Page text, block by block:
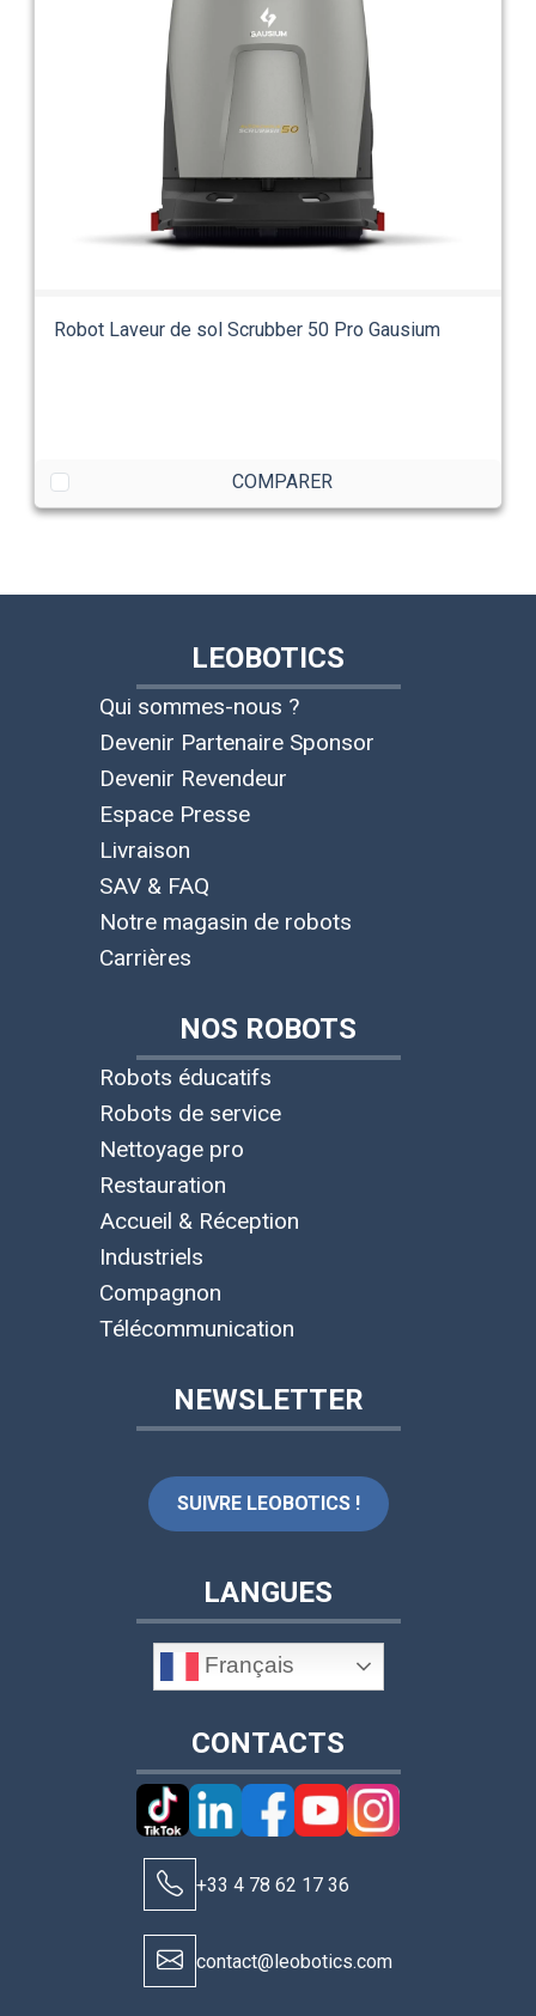
Robot Laveur de sol Scrubber 50 Pro Gausium
COMPARER
LEOBOTICS
Qui sommes-nous ?
Devenir Partenaire Sponsor
Devenir Revendeur
Espace Presse
Livraison
SAV & FAQ
Notre magasin de robots
Carrières
NOS ROBOTS
Robots éducatifs
Robots de service
Nettoyage pro
Restauration
Accueil & Réception
Industriels
Compagnon
Télécommunication
NEWSLETTER
SUIVRE LEOBOTICS !
LANGUES
Français
CONTACTS
+33 4 78 62 17 36
contact@leobotics.com